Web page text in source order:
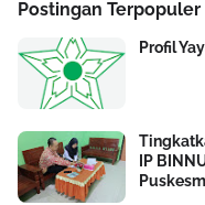
Postingan Terpopuler
Profil
IP